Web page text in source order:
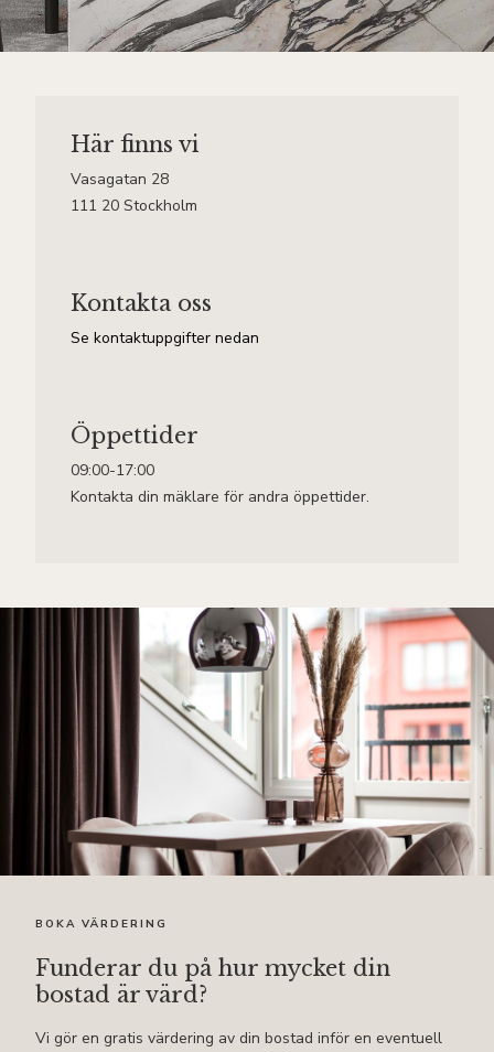
Här finns vi
Vasagatan 28
111 20 Stockholm
Kontakta oss
Se kontaktuppgifter nedan
Öppettider
09:00-17:00
Kontakta din mäklare för andra öppettider.
BOKA VÄRDERING
Funderar du på hur mycket din
bostad är värd?
Vi gör en gratis värdering av din bostad inför en eventuell